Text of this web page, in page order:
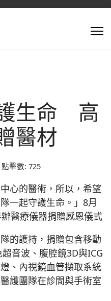
生命 高
醫材
點擊數: 725
的醫術，所以，希望
一起守護生命。」8月
醫療儀器捐贈感恩儀式
的護持，捐贈包含移動
音波、腹腔鏡3D與ICG
、內視鏡血管擷取系統
護團隊在診間與手術室